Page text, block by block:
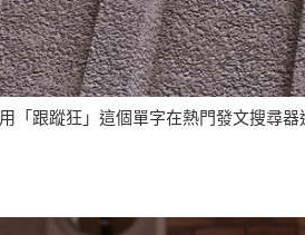
「跟蹤狂」這個單字在熱門發文搜尋